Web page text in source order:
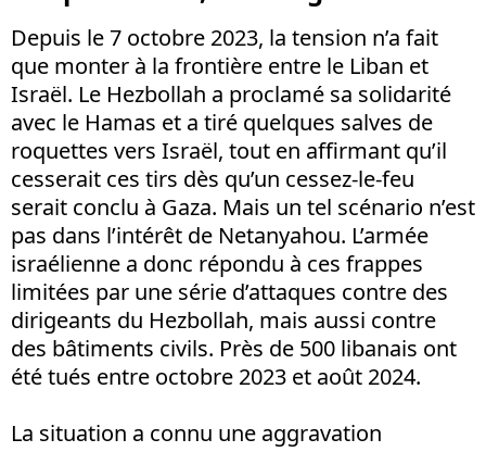
Depuis le 7 octobre 2023, la tension n’a fait
que monter à la frontière entre le Liban et
Israël. Le Hezbollah a proclamé sa solidarité
avec le Hamas et a tiré quelques salves de
roquettes vers Israël, tout en affirmant qu’il
cesserait ces tirs dès qu’un cessez-le-feu
serait conclu à Gaza. Mais un tel scénario n’est
pas dans l’intérêt de Netanyahou. L’armée
israélienne a donc répondu à ces frappes
limitées par une série d’attaques contre des
dirigeants du Hezbollah, mais aussi contre
des bâtiments civils. Près de 500 libanais ont
été tués entre octobre 2023 et août 2024.
La situation a connu une aggravation